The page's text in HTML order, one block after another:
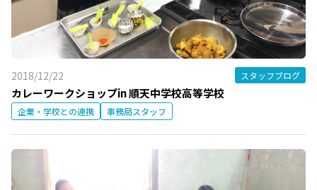
2018/12/22 スタッフブログ
カレーワークショップin 順天中学校高等学校
企業・学校との連携 事務局スタッフ